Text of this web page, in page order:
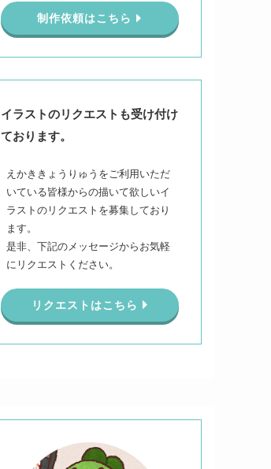
制作依頼はこちら
イラストのリクエストも受け付け
ております。
えかききょうりゅうをご利用いただ
いている皆様からの描いて欲しいイ
ラストのリクエストを募集しており
ます。
是非、下記のメッセージからお気軽
にリクエストください。
リクエストはこちら